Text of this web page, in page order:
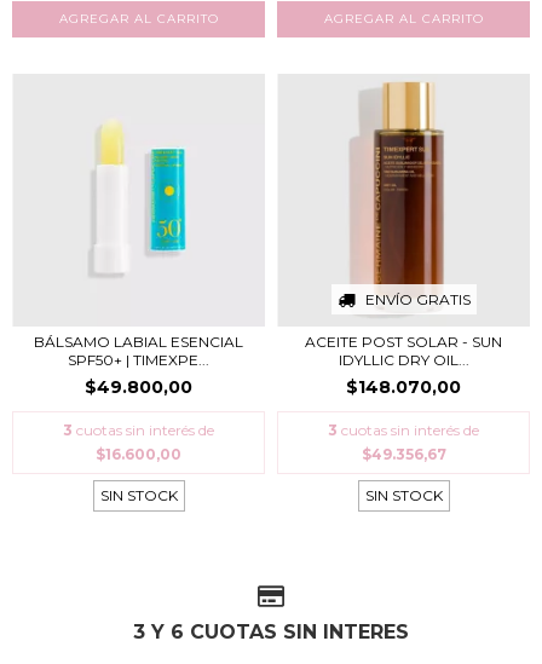
BÁLSAMO LABIAL ESENCIAL
SPF50+ | TIMEXPE...
$49.800,00
3 cuotas sin interés de
$16.600,00
SIN STOCK
ENVÍO GRATIS
ACEITE POST SOLAR - SUN
IDYLLIC DRY OIL...
$148.070,00
3 cuotas sin interés de
$49.356,67
SIN STOCK
3 Y 6 CUOTAS SIN INTERES